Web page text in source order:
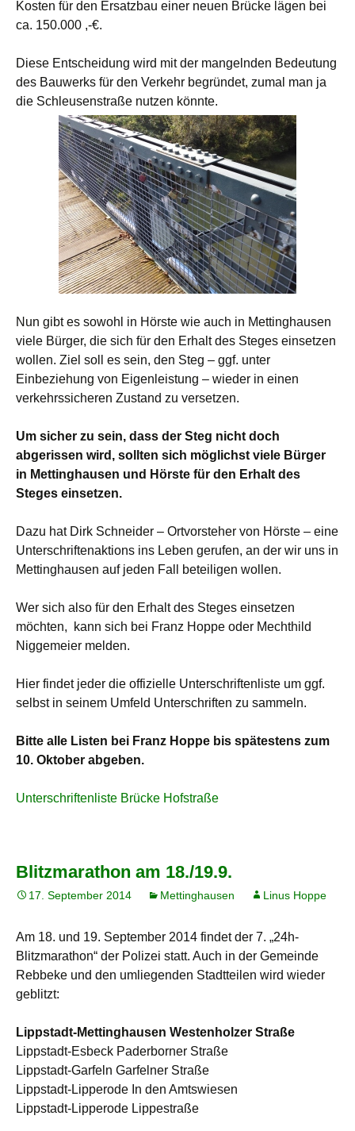
Kosten für den Ersatzbau einer neuen Brücke lägen bei
ca. 150.000 ,-€.
Diese Entscheidung wird mit der mangelnden Bedeutung
des Bauwerks für den Verkehr begründet, zumal man ja
die Schleusenstraße nutzen könnte.
Nun gibt es sowohl in Hörste wie auch in Mettinghausen
viele Bürger, die sich für den Erhalt des Steges einsetzen
wollen. Ziel soll es sein, den Steg – ggf. unter
Einbeziehung von Eigenleistung – wieder in einen
verkehrssicheren Zustand zu versetzen.
Um sicher zu sein, dass der Steg nicht doch
abgerissen wird, sollten sich möglichst viele Bürger
in Mettinghausen und Hörste für den Erhalt des
Steges einsetzen.
Dazu hat Dirk Schneider – Ortvorsteher von Hörste – eine
Unterschriftenaktions ins Leben gerufen, an der wir uns in
Mettinghausen auf jeden Fall beteiligen wollen.
Wer sich also für den Erhalt des Steges einsetzen
möchten, kann sich bei Franz Hoppe oder Mechthild
Niggemeier melden.
Hier findet jeder die offizielle Unterschriftenliste um ggf.
selbst in seinem Umfeld Unterschriften zu sammeln.
Bitte alle Listen bei Franz Hoppe bis spätestens zum
10. Oktober abgeben.
Unterschriftenliste Brücke Hofstraße
Blitzmarathon am 18./19.9.
17. September 2014 Mettinghausen Linus Hoppe
Am 18. und 19. September 2014 findet der 7. „24h-
Blitzmarathon“ der Polizei statt. Auch in der Gemeinde
Rebbeke und den umliegenden Stadtteilen wird wieder
geblitzt:
Lippstadt-Mettinghausen Westenholzer Straße
Lippstadt-Esbeck Paderborner Straße
Lippstadt-Garfeln Garfelner Straße
Lippstadt-Lipperode In den Amtswiesen
Lippstadt-Lipperode Lippestraße